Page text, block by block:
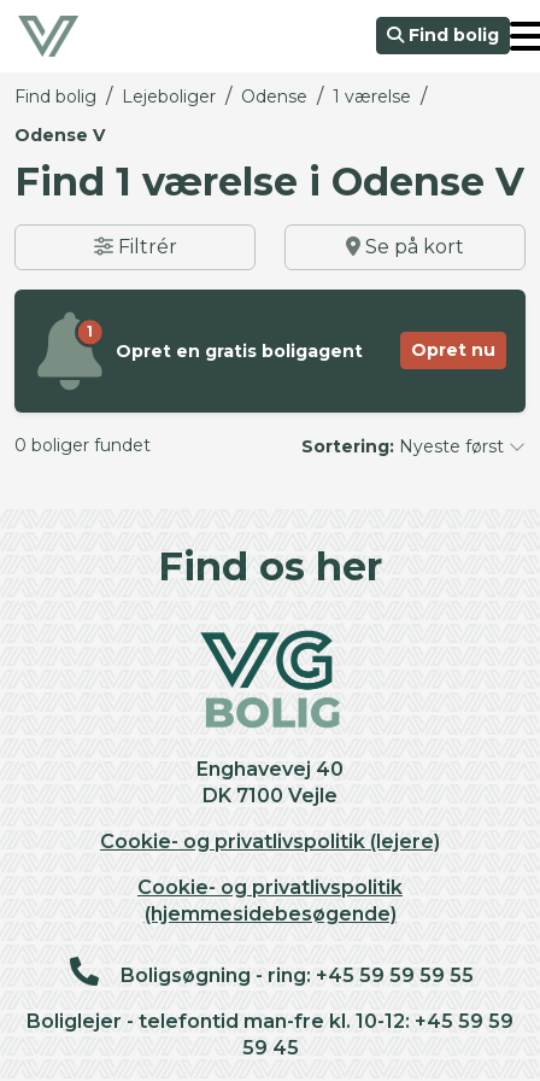
Find bolig
Find bolig / Lejeboliger / Odense / 1 værelse /
Odense V
Find 1 værelse i Odense V
Filtrér Se på kort
1
Opret en gratis boligagent Opret nu
0 boliger fundet Sortering: Nyeste først
Find os her
Enghavevej 40
DK 7100 Vejle
Cookie- og privatlivspolitik (lejere)
Cookie- og privatlivspolitik
(hjemmesidebesøgende)
Boligsøgning - ring: +45 59 59 59 55
Boliglejer - telefontid man-fre kl. 10-12: +45 59 59
59 45